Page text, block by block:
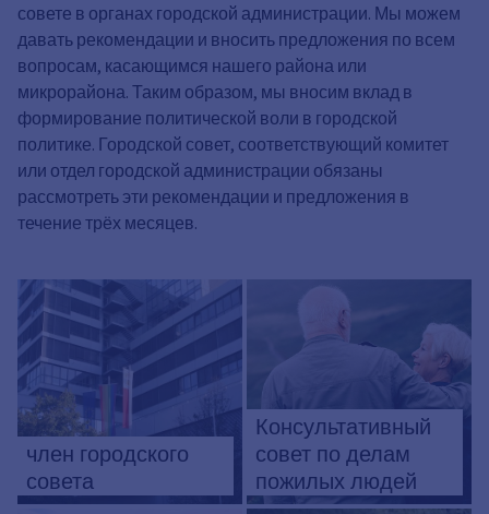
совете в органах городской администрации. Мы можем
давать рекомендации и вносить предложения по всем
вопросам, касающимся нашего района или
микрорайона. Таким образом, мы вносим вклад в
формирование политической воли в городской
политике. Городской совет, соответствующий комитет
или отдел городской администрации обязаны
рассмотреть эти рекомендации и предложения в
течение трёх месяцев.
член городского
совета
Консультативный
совет по делам
пожилых людей